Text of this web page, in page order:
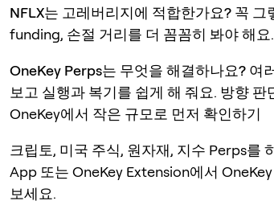
NFLX는 고레버리지에 적합한가요? 꼭 그
funding, 손절 거리를 더 꼼꼼히 봐야 해요.
OneKey Perps는 무엇을 해결하나요? 여
보고 실행과 복기를 쉽게 해 줘요. 방향
OneKey에서 작은 규모로 먼저 확인하기
크립토, 미국 주식, 원자재, 지수 Perps를
App 또는 OneKey Extension에서
보세요.